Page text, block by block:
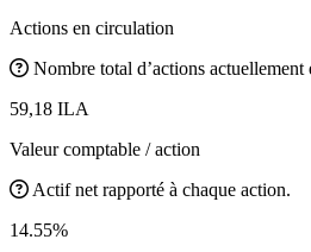
Actions en circulation
Nombre total d’actions actuellement
59,18 ILA
Valeur comptable / action
Actif net rapporté à chaque action.
14.55%